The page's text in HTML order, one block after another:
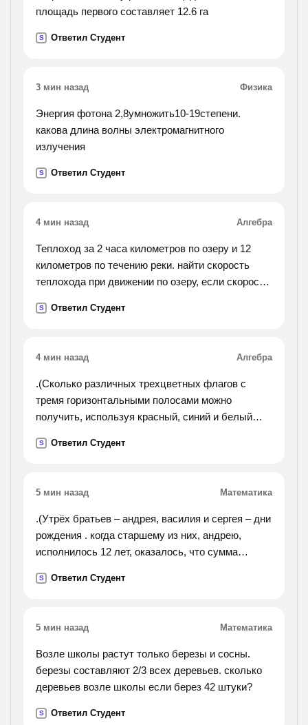
площадь первого составляет 12.6 га
S Ответил Студент
3 мин назад Физика
Энергия фотона 2,8умножить10-19степени.
какова длина волны электромагнитного
излучения
S Ответил Студент
4 мин назад Алгебра
Теплоход за 2 часа километров по озеру и 12
километров по течению реки. найти скорость
теплохода при движении по озеру, если скорость
S Ответил Студент
4 мин назад Алгебра
.(Сколько различных трехцветных флагов с
тремя горизонтальными полосами можно
получить, используя красный, синий и белый
S Ответил Студент
5 мин назад Математика
.(Утрёх братьев – андрея, василия и сергея – дни
рождения . когда старшему из них, андрею,
исполнилось 12 лет, оказалось, что сумма
случилось, когда 12 лет исполнилось василию.
S Ответил Студент
5 мин назад Математика
Возле школы растут только березы и сосны.
березы составляют 2/3 всех деревьев. сколько
деревьев возле школы если берез 42 штуки?
S Ответил Студент